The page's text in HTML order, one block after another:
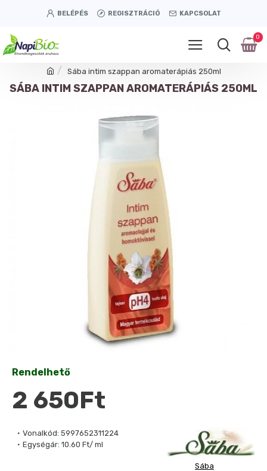
BELÉPÉS REGISZTRÁCIÓ KAPCSOLAT
0
Sába intim szappan aromaterápiás 250ml
SÁBA INTIM SZAPPAN AROMATERÁPIÁS 250ML
Vonalkód: 5997652311224
Egységár: 10.60 Ft/ ml
Sába
Rendelhető
2 650Ft